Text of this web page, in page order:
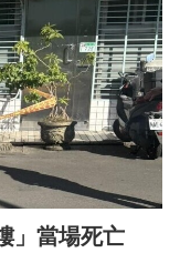
」當場死亡